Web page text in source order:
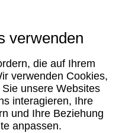
verwenden
die auf Ihrem
verwenden Cookies,
unsere Websites
interagieren, Ihre
und Ihre Beziehung
anpassen.